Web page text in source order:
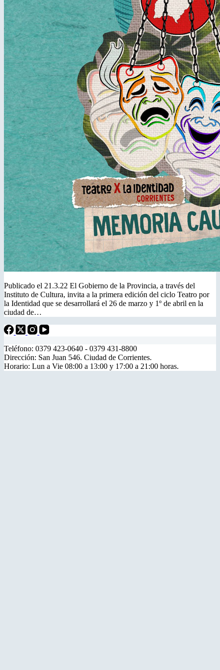
Publicado el 21.3.22 El Gobierno de la Provincia, a través del
Instituto de Cultura, invita a la primera edición del ciclo Teatro por
la Identidad que se desarrollará el 26 de marzo y 1º de abril en la
ciudad de…
Teléfono: 0379 423-0640 - 0379 431-8800
Dirección: San Juan 546. Ciudad de Corrientes.
Horario: Lun a Vie 08:00 a 13:00 y 17:00 a 21:00 horas.